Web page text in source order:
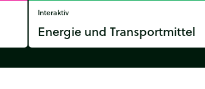
Interaktiv
Energie und Transportmittel